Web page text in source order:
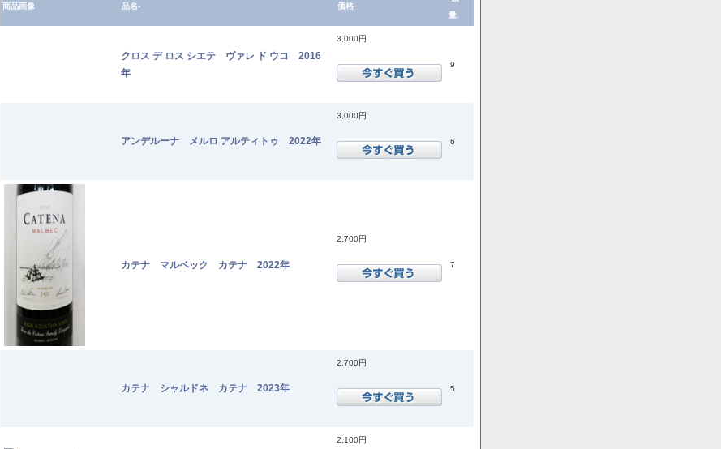
商品画像 品名- 価格
量.
クロス デ ロス シエテ ヴァレ ド ウコ 2016
年
3,000円
9
アンデルーナ メルロ アルティトゥ 2022年
3,000円
6
カテナ マルベック カテナ 2022年
2,700円
7
カテナ シャルドネ カテナ 2023年
2,700円
5
2,100円